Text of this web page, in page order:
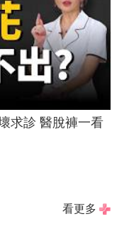
求診 醫脫褲一看
看更多